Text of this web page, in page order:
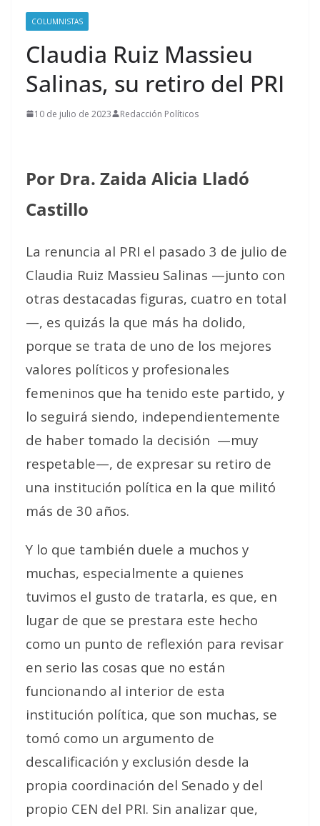
COLUMNISTAS
Claudia Ruiz Massieu
Salinas, su retiro del PRI
10 de julio de 2023 Redacción Políticos
Por Dra. Zaida Alicia Lladó
Castillo
La renuncia al PRI el pasado 3 de julio de
Claudia Ruiz Massieu Salinas —junto con
otras destacadas figuras, cuatro en total
—, es quizás la que más ha dolido,
porque se trata de uno de los mejores
valores políticos y profesionales
femeninos que ha tenido este partido, y
lo seguirá siendo, independientemente
de haber tomado la decisión —muy
respetable—, de expresar su retiro de
una institución política en la que militó
más de 30 años.
Y lo que también duele a muchos y
muchas, especialmente a quienes
tuvimos el gusto de tratarla, es que, en
lugar de que se prestara este hecho
como un punto de reflexión para revisar
en serio las cosas que no están
funcionando al interior de esta
institución política, que son muchas, se
tomó como un argumento de
descalificación y exclusión desde la
propia coordinación del Senado y del
propio CEN del PRI. Sin analizar que,